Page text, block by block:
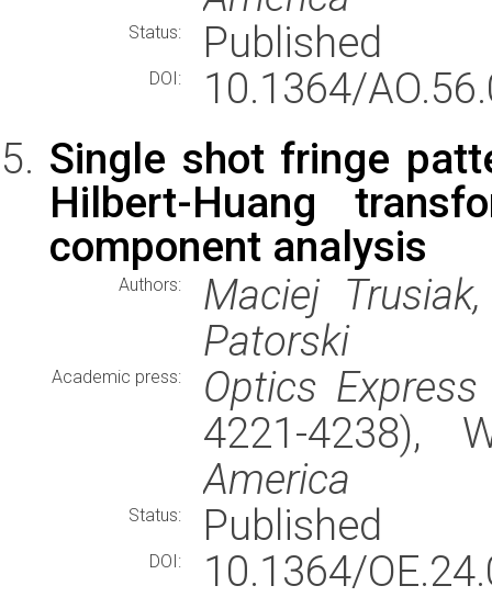
Status: Published
DOI:
10.1364/
Single shot fringe
Hilbert-Huang
component analysis
Authors:
Maciej
Patorski
Academic press: Optics Express
4221-4238),
America
Status: Published
DOI: 10.1364/